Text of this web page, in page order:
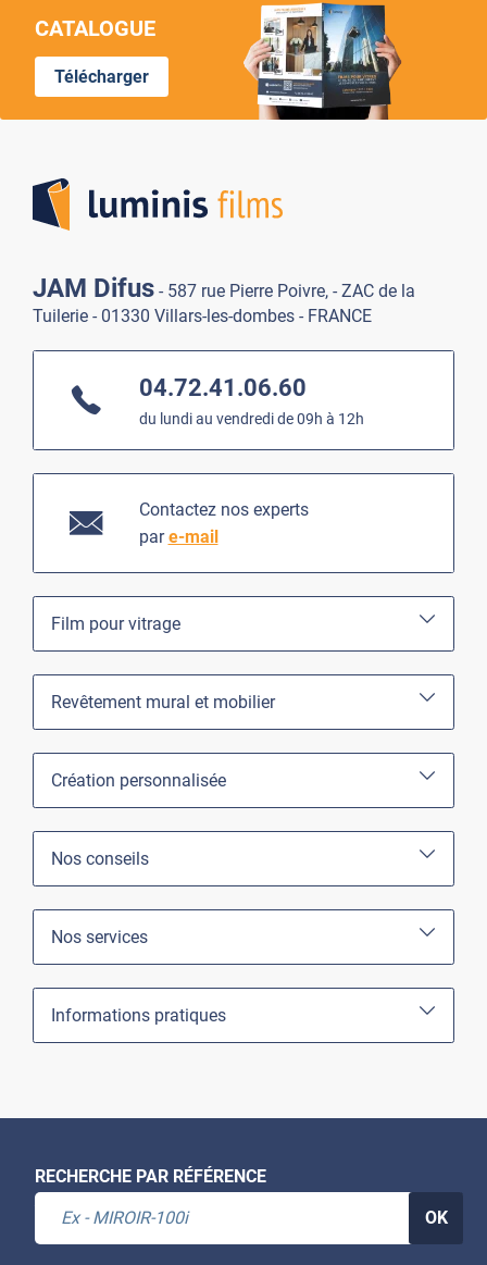
CATALOGUE
Télécharger
JAM Difus - 587 rue Pierre Poivre, - ZAC de la
Tuilerie - 01330 Villars-les-dombes - FRANCE
04.72.41.06.60
du lundi au vendredi de 09h à 12h
Contactez nos experts
pare-mail
Film pour vitrage
Revêtement mural et mobilier
Création personnalisée
Nos conseils
Nos services
Informations pratiques
RECHERCHE PAR RÉFÉRENCE
OK